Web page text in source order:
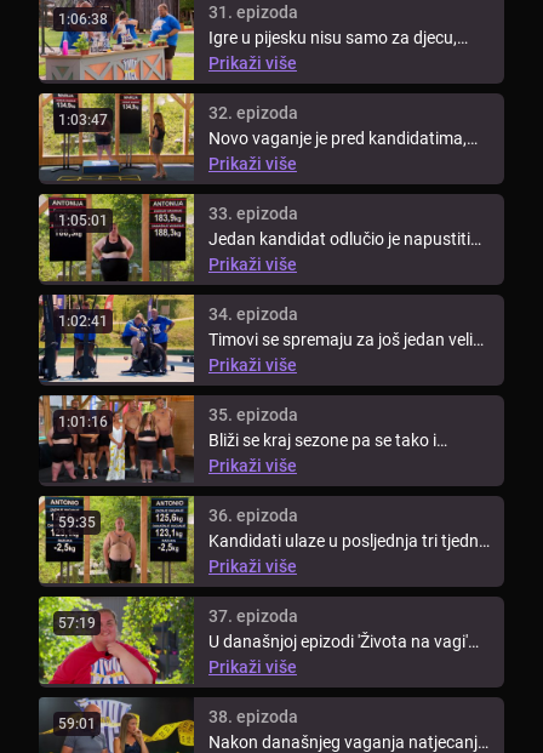
1:06:38
31. epizoda
Igre u pijesku nisu samo za djecu,
kandidati novi izazov moraju ...
Prikaži više
1:03:47
32. epizoda
Novo vaganje je pred kandidatima,
tim koji izgubi mora odlučiti tko ...
Prikaži više
1:05:01
33. epizoda
Jedan kandidat odlučio je napustiti
show. Kandidati su imali ...
Prikaži više
1:02:41
34. epizoda
Timovi se spremaju za još jedan veliki
izazov. Danas će učiti kako ...
Prikaži više
1:01:16
35. epizoda
Bliži se kraj sezone pa se tako i
događanja u showu zahuktavaju. ...
Prikaži više
59:35
36. epizoda
Kandidati ulaze u posljednja tri tjedna
i moraju dati sve od sebe ...
Prikaži više
57:19
37. epizoda
U današnjoj epizodi 'Života na vagi'
na redu je još jedan veliki ...
Prikaži više
59:01
38. epizoda
Nakon današnjeg vaganja natjecanje